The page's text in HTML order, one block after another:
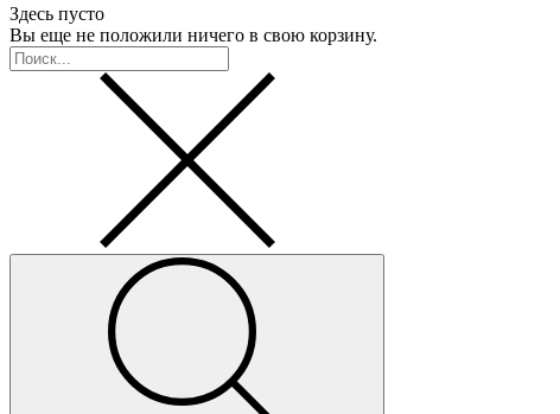
Здесь пусто
Вы еще не положили ничего в свою корзину.